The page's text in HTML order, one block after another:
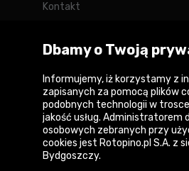
Kontakt
Forum
Copyright © 2026
Polityka prywatności i zasady
serwisu
Dbamy o Twoją
Informujemy, iż korzystamy z
zapisanych za pomocą plików
podobnych technologii w
jakość usług. Administratorem
osobowych zebranych przy
cookies jest Rotopino.pl S.A. z
Bydgoszczy.